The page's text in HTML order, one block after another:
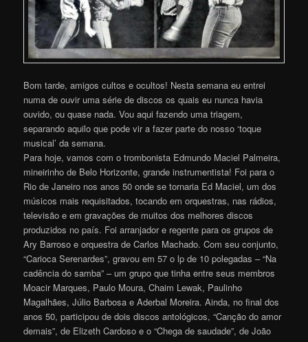
Bom tarde, amigos cultos e ocultos! Nesta semana eu entrei
numa de ouvir uma série de discos os quais eu nunca havia
ouvido, ou quase nada. Vou aqui fazendo uma triagem,
separando aquilo que pode vir a fazer parte do nosso ‘toque
musical’ da semana.
Para hoje, vamos com o trombonista Edmundo Maciel Palmeira,
mineirinho de Belo Horizonte, grande instrumentista! Foi para o
Rio de Janeiro nos anos 50 onde se tornaria Ed Maciel, um dos
músicos mais requisitados, tocando em orquestras, nas rádios,
televisão e em gravações de muitos dos melhores discos
produzidos no país. Foi arranjador e regente para os grupos de
Ary Barroso e orquestra de Carlos Machado. Com seu conjunto,
“Carioca Serenardes”, gravou em 57 o lp de 10 polegadas – “Na
cadência do samba” – um grupo que tinha entre seus membros
Moacir Marques, Paulo Moura, Chaim Lewak, Paulinho
Magalhães, Júlio Barbosa e Aderbal Moreira. Ainda, no final dos
anos 50, participou de dois discos antológicos, “Canção do amor
demais”, de Elizeth Cardoso e o “Chega de saudade”, de João